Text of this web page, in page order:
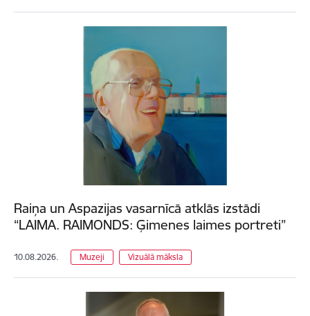
Raiņa un Aspazijas vasarnīcā atklās izstādi
“LAIMA. RAIMONDS: Ģimenes laimes portreti”
10.08.2026. Muzeji Vizuālā māksla